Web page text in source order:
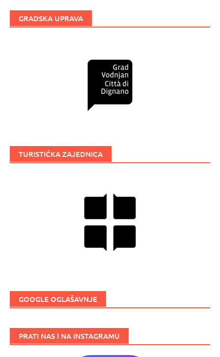
GRADSKA UPRAVA
TURISTIČKA ZAJEDNICA
GOOGLE OGLAŠAVNJE
PRATI NAS I NA INSTAGRAMU